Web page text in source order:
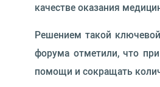
качестве оказания
Решением такой
форума отметили, что
помощи и сокращать